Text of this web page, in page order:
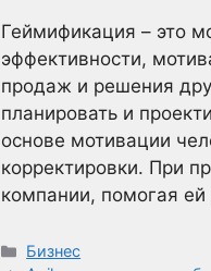
Геймификация – это
эффективности,
продаж и решения
планировать и
основе мотивации
корректировки. При
компании, помогая
Рубрики
Бизнес